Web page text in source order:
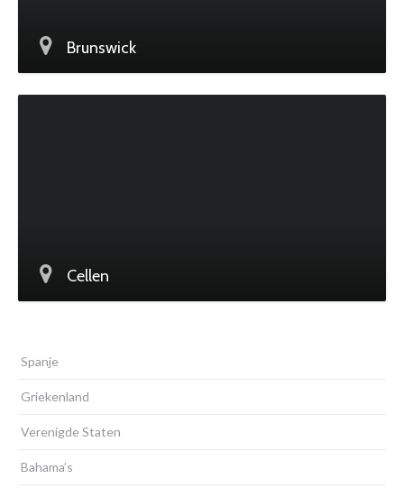
Brunswick
Cellen
Spanje
Griekenland
Verenigde Staten
Bahama’s